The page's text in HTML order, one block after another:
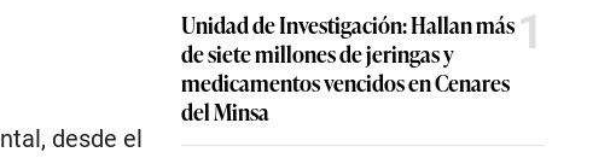
desde el
Unidad de Investigación: Hallan más
de siete millones de jeringas y
medicamentos vencidos en Cenares
del Minsa
1